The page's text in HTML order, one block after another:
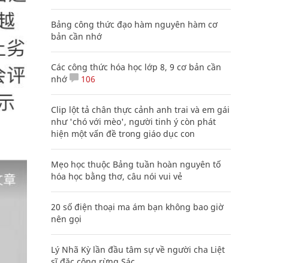
Bảng công thức đạo hàm nguyên hàm cơ
bản cần nhớ
Các công thức hóa học lớp 8, 9 cơ bản cần
nhớ
106
Clip lột tả chân thực cảnh anh trai và em gái
như 'chó với mèo', người tinh ý còn phát
hiện một vấn đề trong giáo dục con
Mẹo học thuộc Bảng tuần hoàn nguyên tố
hóa học bằng thơ, câu nói vui vẻ
20 số điện thoại ma ám bạn không bao giờ
nên gọi
Lý Nhã Kỳ lần đầu tâm sự về người cha Liệt